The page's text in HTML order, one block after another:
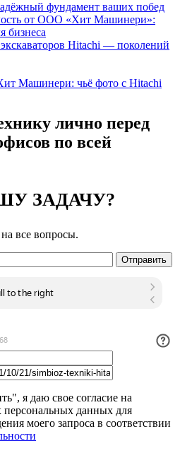
фундамент ваших побед
от ООО «Хит Машинери»:
бизнеса
Hitachi — поколений
Машинери: чьё фото с Hitachi
лично перед
по всей
ЗАДАЧУ?
все вопросы.
я даю свое согласие на
персональных данных для
моего запроса в соответствии